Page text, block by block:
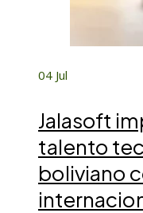
04 Jul
Jalasoft
talento
boliviano